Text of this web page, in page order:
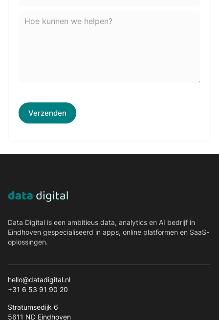
Data Digital is een ambitieus data, analytics en AI bedrijf in
Eindhoven gespecialiseerd in apps, online platformen en SaaS-
oplossingen.
hello@datadigital.nl
+31 6 53 91 90 20
Stratumsedijk 6
5611 ND Eindhoven